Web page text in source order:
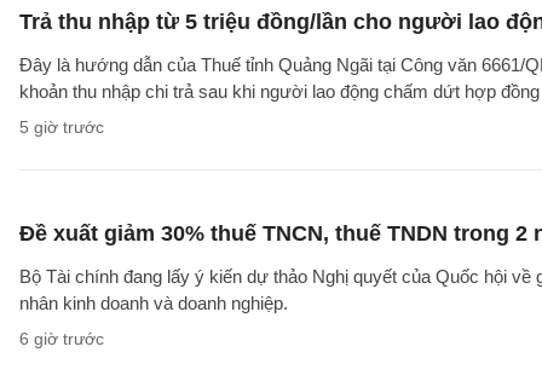
Trả thu nhập từ 5 triệu đồng/lần cho người lao
Đây là hướng dẫn của Thuế tỉnh Quảng Ngãi tại Công văn
khoản thu nhập chi trả sau khi người lao động chấm dứt hợp
5 giờ trước
Đề xuất giảm 30% thuế TNCN, thuế TNDN trong 2
Bộ Tài chính đang lấy ý kiến dự thảo Nghị quyết của Quốc hội
nhân kinh doanh và doanh nghiệp.
6 giờ trước